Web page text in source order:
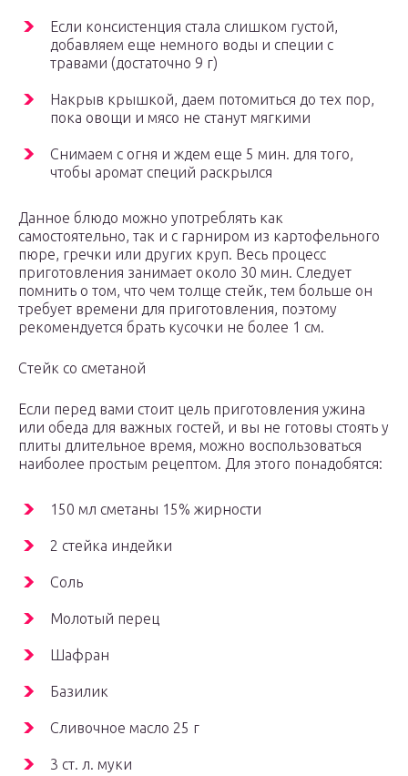
Если консистенция стала слишком густой,
добавляем еще немного воды и специи с
травами (достаточно 9 г)
Накрыв крышкой, даем потомиться до тех пор,
пока овощи и мясо не станут мягкими
Снимаем с огня и ждем еще 5 мин. для того,
чтобы аромат специй раскрылся
Данное блюдо можно употреблять как
самостоятельно, так и с гарниром из картофельного
пюре, гречки или других круп. Весь процесс
приготовления занимает около 30 мин. Следует
помнить о том, что чем толще стейк, тем больше он
требует времени для приготовления, поэтому
рекомендуется брать кусочки не более 1 см.
Стейк со сметаной
Если перед вами стоит цель приготовления ужина
или обеда для важных гостей, и вы не готовы стоять у
плиты длительное время, можно воспользоваться
наиболее простым рецептом. Для этого понадобятся:
150 мл сметаны 15% жирности
2 стейка индейки
Соль
Молотый перец
Шафран
Базилик
Сливочное масло 25 г
3 ст. л. муки